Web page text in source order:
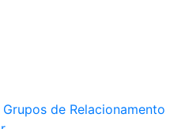
Grupos de Relacionamento